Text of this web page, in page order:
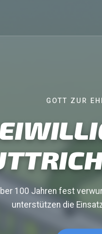
GOTT ZUR
100 Jahren fest
unterstützen die